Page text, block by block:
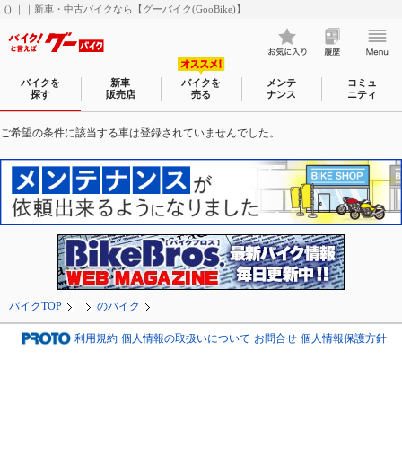
() ｜｜新車・中古バイクなら【グーバイク(GooBike)】
バイクを
探す
新車
販売店
バイクを
売る
メンテ
ナンス
コミュ
ニティ
ご希望の条件に該当する車は登録されていませんでした。
バイクTOP のバイク
利用規約 個人情報の取扱いについて お問合せ 個人情報保護方針